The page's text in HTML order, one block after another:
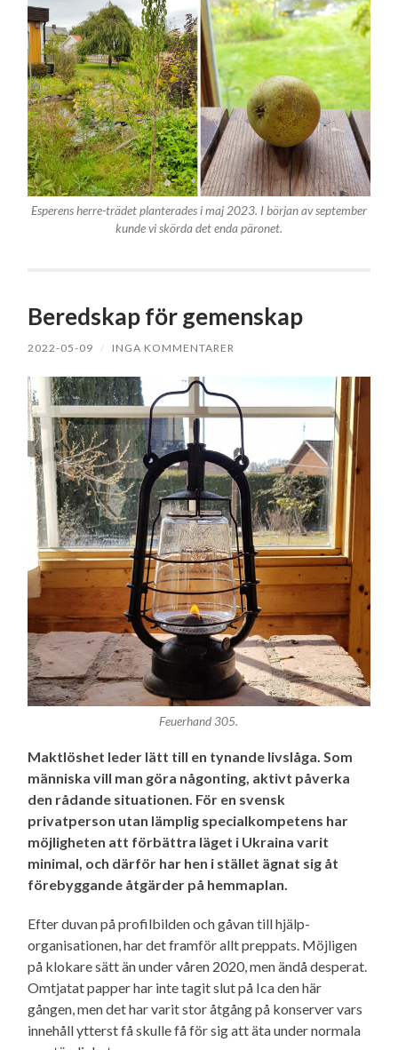
Esperens herre-trädet planterades i maj 2023. I början av september
kunde vi skörda det enda päronet.
Beredskap för gemenskap
2022-05-09 / INGA KOMMENTARER
Feuerhand 305.
Maktlöshet leder lätt till en tynande livslåga. Som
människa vill man göra någonting, aktivt påverka
den rådande situationen. För en svensk
privatperson utan lämplig special­kompetens har
möjligheten att förbättra läget i Ukraina varit
minimal, och därför har hen i stället ägnat sig åt
förebyggande åtgärder på hemmaplan.
Efter duvan på profilbilden och gåvan till hjälp­
organisationen, har det framför allt preppats. Möjligen
på klokare sätt än under våren 2020, men ändå desperat.
Omtjatat papper har inte tagit slut på Ica den här
gången, men det har varit stor åtgång på konserver vars
innehåll ytterst få skulle få för sig att äta under normala